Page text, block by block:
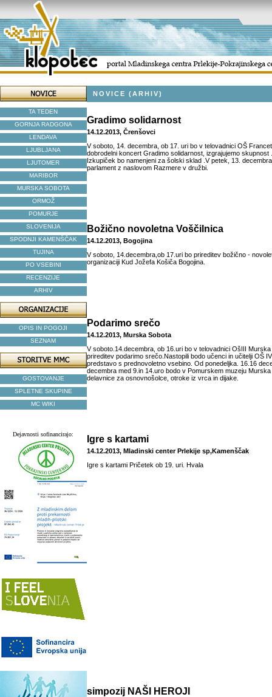
TA TEDEN
GORNJA RADGONA
LENDAVA
LJUBLJANA
LJUTOMER
MARIBOR
MURSKA SOBOTA
ORMOŽ
POMURJE
SLOVENIJA
SPODNJI KAMENŠČAK
TUJINA
PO VSEBINI
RECENZIJE
ARHIV
OPIS IN POGOJI
SEZNAM
GOSTOVANJE
SPLETNE SKUPINE
MC WIKI
Dejavnosti sofinancirajo:
NOVICE (ARHIV)
Gradimo solidarnost
14.12.2013, Črenšovci
V soboto, 14. decembra, ob 17. uri bo v telovadnici OŠ
dobrodelni koncert Gradimo solidarnost, izgrajujemo skupnost
Izkupiček bo namenjeni za šolski sklad .V petek, 13.
parlament z naslovom Razmere v družbi.
Božično novoletna Voščilnica
14.12.2013, Bogojina
V soboto, 14.decembra,ob 17.uri bo prireditev božično -
organizaciji Kud Jožefa Košiča Bogojina.
Podarimo srečo
14.12.2013, Murska Sobota
V soboto.14.decembra, ob 16.uri bo v telovadnici OšIII
prireditev podarimo srečo.Nastopili bodo učenci in učitelji OŠ
predstavo s prednovoletno vsebino. Od ponedeljka. 16.16
decembra med 9.in 14.uro bodo v Pomurskem muzeju
delavnice za osnovnošolce, otroke iz vrca in dijake.
Igre s kartami
14.12.2013, Mladinski center Prlekije sp,Kamenščak
Igre s kartami Pričetek ob 19. uri. Hvala
simpozij NAŠI HEROJI